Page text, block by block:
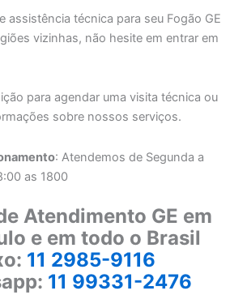
assistência técnica para seu Fogão GE
vizinhas, não hesite em entrar em
para agendar uma visita técnica ou
sobre nossos serviços.
: Atendemos de Segunda a
as 1800
Atendimento GE em
e em todo o Brasil
11 2985-9116
11 99331-2476